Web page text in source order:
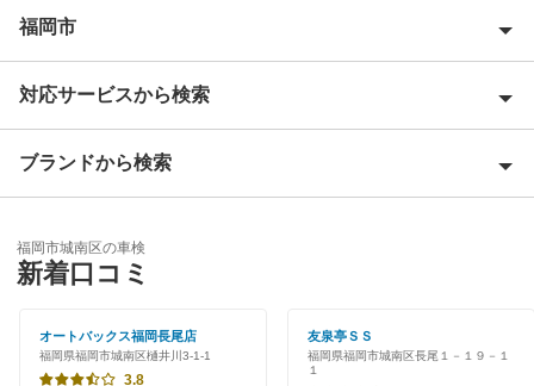
福岡市
福岡市早良区
福岡市西区
福岡市博多区
福岡市東区
福岡市南区
対応サービスから検索
Award 受賞店
特典あり
新車初回割りあり
ブランドから検索
「車検の速太郎」
アップル車検
オートバックス
福岡市城南区の車検
新着口コミ
オートバックス福岡長尾店
福岡県福岡市城南区樋井川3-1-1
3.8
友泉亭ＳＳ
福岡県福岡市城南区長尾１－１９－１
１